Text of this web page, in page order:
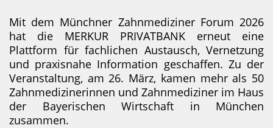
Mit dem Münchner Zahnmediziner Forum 2026
hat die MERKUR PRIVATBANK erneut eine
Plattform für fachlichen Austausch, Vernetzung
und praxisnahe Information geschaffen. Zu der
Veranstaltung, am 26. März, kamen mehr als 50
Zahnmedizinerinnen und Zahnmediziner im Haus
der Bayerischen Wirtschaft in München
zusammen.